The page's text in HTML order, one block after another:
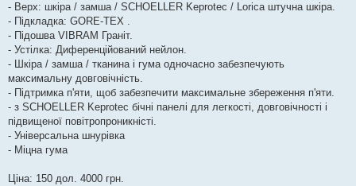
- Верх: шкіра / замша / SCHOELLER Keprotec / Lorica штучна шкіра.
- Підкладка: GORE-TEX .
- Підошва VIBRAM Граніт.
- Устілка: Диференційований нейлон.
- Шкіра / замша / тканина і гума одночасно забезпечують
максимальну довговічність.
- Підтримка п'яти, щоб забезпечити максимальне збереження п'яти.
- з SCHOELLER Keprotec бічні панелі для легкості, довговічності і
підвищеної повітропроникністі.
- Універсальна шнурівка
- Міцна гума
Ціна: 150 дол. 4000 грн.